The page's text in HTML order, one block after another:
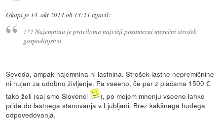
Okapi je 14. okt 2014 ob 13:11 izjavil:
??? Najemnina je praviloma najvišji posamezni mesečni strošek
gospodinjstva.
Seveda, ampak najemnina ni lastnina. Strošek lastne nepremičnine
ni nujen za udobno življenje. Pa vseeno, če par z plačama 1500 €
tako želi (saj smo Slovenci
), po mojem mnenju vseeno lahko
pride do lastnega stanovanja v Ljubljani. Brez kakšnega hudega
odpovedovanja.